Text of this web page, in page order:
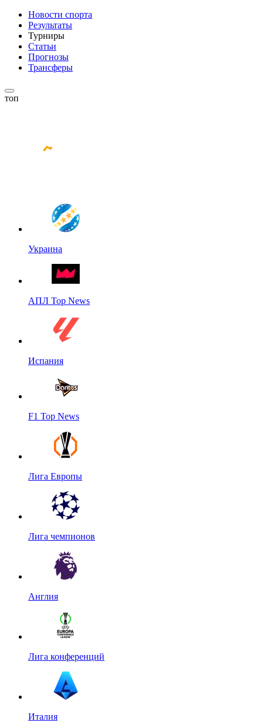
Новости спорта
Результаты
Турниры
Статьи
Прогнозы
Трансферы
топ
Украина
АПЛ Top News
Испания
F1 Top News
Лига Европы
Лига чемпионов
Англия
Лига конференций
Италия